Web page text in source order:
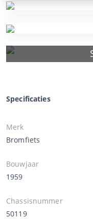
Specificaties
Merk
Bromfiets
Bouwjaar
1959
Chassisnummer
50119